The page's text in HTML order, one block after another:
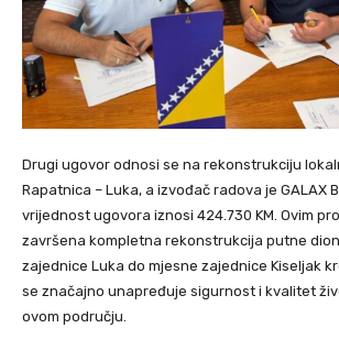
Drugi ugovor odnosi se na rekonstrukciju
Rapatnica – Luka, a izvođač radova je GALAX
vrijednost ugovora iznosi 424.730 KM. Ovim
završena kompletna rekonstrukcija putne
zajednice Luka do mjesne zajednice Kiseljak
se značajno unapređuje sigurnost i kvalitet
ovom području.